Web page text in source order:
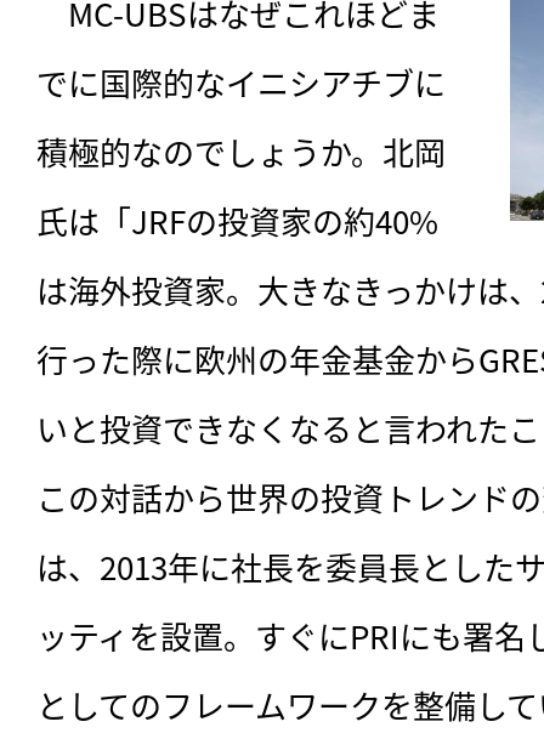
MC-UBSはなぜこれほどま
でに国際的なイニシアチブに
積極的なのでしょうか。北岡
氏は「JRFの投資家の約40%
は海外投資家。大きなきっかけは
行った際に欧州の年金基金から
いと投資できなくなると言われた
この対話から世界の投資トレンド
は、2013年に社長を委員長とした
ッティを設置。すぐにPRIにも署
としてのフレームワークを整備し